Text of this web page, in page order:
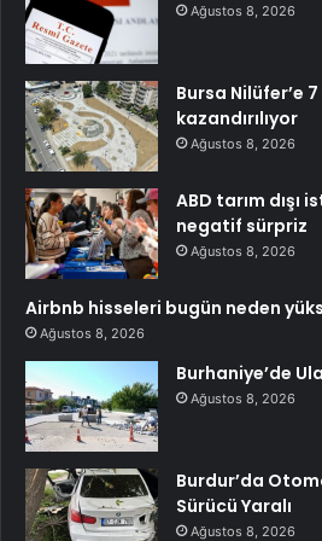
Ağustos 8, 2026
Bursa Nilüfer’e
kazandırılıyor
Ağustos 8, 2026
ABD tarım dışı
negatif sürpriz
Ağustos 8, 2026
Airbnb hisseleri bugün neden
Ağustos 8, 2026
Burhaniye’de
Ağustos 8, 2026
Burdur’da
Sürücü Yaralı
Ağustos 8, 2026